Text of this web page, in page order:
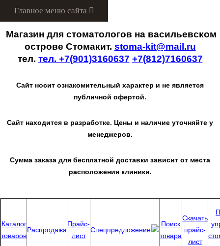
Магазин для стоматологов на васильевском
острове Стомакит. stoma-kit@mail.ru
тел. тел. +7(901)3160637 +7(812)7160637
Сайт носит ознакомительный характер и не является
публичной офертой.
Сайт находится в разработке. Цены и наличие уточняйте у
менеджеров.
Сумма заказа для бесплатной доставки зависит от места
расположения клиники.
Menu
Каталог
товаров
Распродажа
Прайс-
лист
Спецпредложение
Поиск
товара
Скачать
прайс-
лист